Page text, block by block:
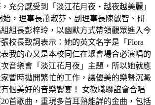
充分感受到「淡江花月夜‧越夜越美麗」
始，理事長蕭淑芬、副理事長陳叡智、研
組長彭梓玲，以幽默方式帶領觀眾進入今
校長致詞表示：她的英文名字是「Flora
我的心又是本校同仁在聚會場合必演唱的
音樂會「淡江花月夜」主題，所以她就應
暫時拋開繁忙的工作，讓優美的樂聲沉澱
個美好的音樂饗宴！ 女教職聯誼會合唱
首歌曲，重現多首耳熟能詳的金曲，包括